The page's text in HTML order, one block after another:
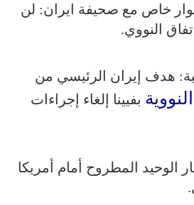
خاص مع صحيفة ايران: لن
النووي.
هدف إيران الرئيسي من
بفيينا إلغاء إجراءات
الوحيد المطروح أمام أمريكا